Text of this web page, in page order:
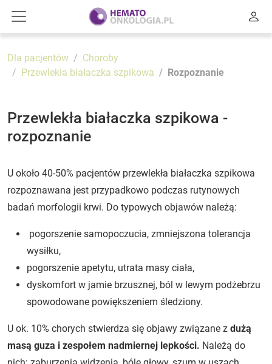
Dla pacjentów
Choroby
Przewlekła białaczka szpikowa
Rozpoznanie
Przewlekła białaczka szpikowa -
rozpoznanie
U około 40-50% pacjentów przewlekła białaczka szpikowa
rozpoznawana jest przypadkowo podczas rutynowych
badań morfologii krwi. Do typowych objawów należą:
pogorszenie samopoczucia, zmniejszona tolerancja
wysiłku,
pogorszenie apetytu, utrata masy ciała,
dyskomfort w jamie brzusznej, ból w lewym podżebrzu
spowodowane powiększeniem śledziony.
U ok. 10% chorych stwierdza się objawy związane z dużą
masą guza i zespołem nadmiernej lepkości. Należą do